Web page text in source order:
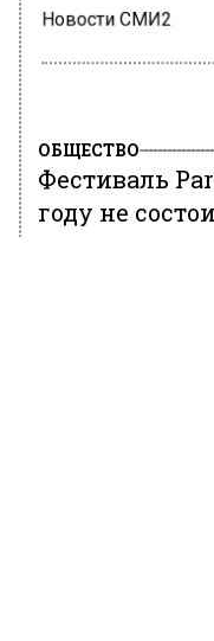
Новости СМИ2
ОБЩЕСТВО
Фестиваль
году не